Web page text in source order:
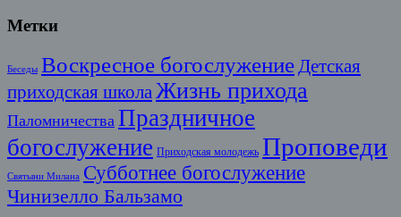
Метки
Беседы Воскресное богослужение Детская
приходская школа Жизнь прихода
Паломничества Праздничное
богослужение Приходская молодежь Проповеди
Святыни Милана Субботнее богослужение
Чинизелло Бальзамо